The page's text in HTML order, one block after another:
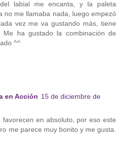
labial me encanta, y la paleta
no me llamaba nada, luego empezó
vez me va gustando más, tiene
Me ha gustado la combinación de
^^
en Acción 15 de diciembre de
en absoluto, por eso este
me parece muy bonito y me gusta.